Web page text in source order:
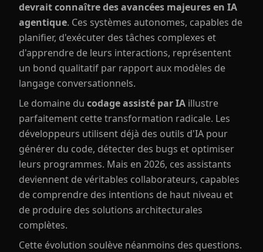
devrait connaître des avancées majeures en IA
agentique. Ces systèmes autonomes, capables de
planifier, d'exécuter des tâches complexes et
d'apprendre de leurs interactions, représentent
un bond qualitatif par rapport aux modèles de
langage conversationnels.
Le domaine du codage assisté par IA illustre
parfaitement cette transformation radicale. Les
développeurs utilisent déjà des outils d'IA pour
générer du code, détecter des bugs et optimiser
leurs programmes. Mais en 2026, ces assistants
deviennent de véritables collaborateurs, capables
de comprendre des intentions de haut niveau et
de produire des solutions architecturales
complètes.
Cette évolution soulève néanmoins des questions.